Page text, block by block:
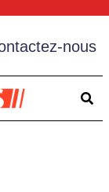
nous